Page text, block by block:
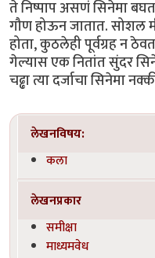
ते निष्पाप असणं सिनेमा
गौण होऊन जातात. सोशल
होता, कुठलेही पूर्वग्रह न
गेल्यास एक नितांत सुंदर
चढ्ढा त्या दर्जाचा सिनेमा
लेखनविषय:
कला
लेखनप्रकार
समीक्षा
माध्यमवेध